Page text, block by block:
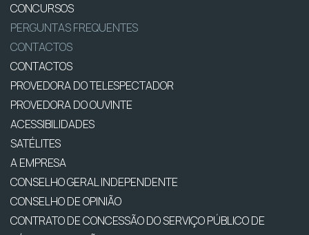
CONCURSOS
PERGUNTAS FREQUENTES
CONTACTOS
CONTACTOS
PROVEDORA DO TELESPECTADOR
PROVEDORA DO OUVINTE
ACESSIBILIDADES
SATÉLITES
A EMPRESA
CONSELHO GERAL INDEPENDENTE
CONSELHO DE OPINIÃO
CONTRATO DE CONCESSÃO DO SERVIÇO PÚBLICO DE